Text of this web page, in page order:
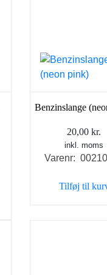
Benzinslange
20,00kr.
inkl. moms
Varenr:
Tilføj til